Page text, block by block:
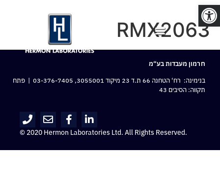
פתח סרגל נגישות
RMX2063
חרמון מעבדות בע“מ
בנימינה: רח‘ הטחנה 66 ת.ד 23 מיקוד 3055001,
03-376-7405 | פתח
תקווה: הסיבים 43
© 2020 Hermon Laboratories Ltd. All Rights Reserved.